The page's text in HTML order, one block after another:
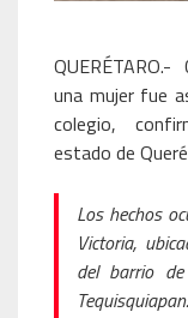
una mujer fue
colegio,
estado de
Los hechos
Victoria,
del barrio
Tequisquiapan.